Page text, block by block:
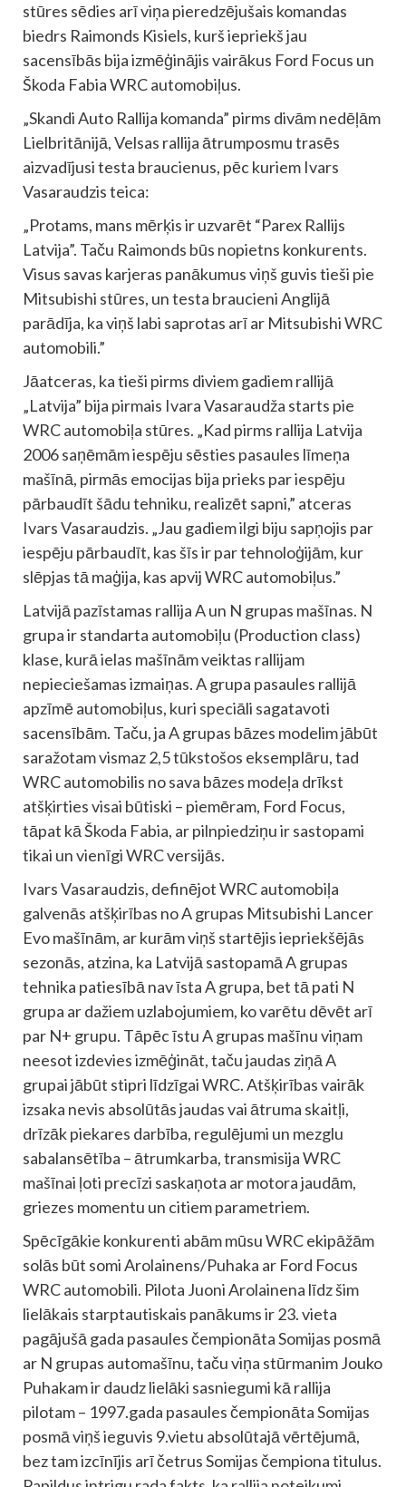
stūres sēdies arī viņa pieredzējušais komandas
biedrs Raimonds Kisiels, kurš iepriekš jau
sacensībās bija izmēģinājis vairākus Ford Focus un
Škoda Fabia WRC automobiļus.
„Skandi Auto Rallija komanda” pirms divām nedēļām
Lielbritānijā, Velsas rallija ātrumposmu trasēs
aizvadījusi testa braucienus, pēc kuriem Ivars
Vasaraudzis teica:
„Protams, mans mērķis ir uzvarēt “Parex Rallijs
Latvija”. Taču Raimonds būs nopietns konkurents.
Visus savas karjeras panākumus viņš guvis tieši pie
Mitsubishi stūres, un testa braucieni Anglijā
parādīja, ka viņš labi saprotas arī ar Mitsubishi WRC
automobili.”
Jāatceras, ka tieši pirms diviem gadiem rallijā
„Latvija” bija pirmais Ivara Vasaraudža starts pie
WRC automobiļa stūres. „Kad pirms rallija Latvija
2006 saņēmām iespēju sēsties pasaules līmeņa
mašīnā, pirmās emocijas bija prieks par iespēju
pārbaudīt šādu tehniku, realizēt sapni,” atceras
Ivars Vasaraudzis. „Jau gadiem ilgi biju sapņojis par
iespēju pārbaudīt, kas šīs ir par tehnoloģijām, kur
slēpjas tā maģija, kas apvij WRC automobiļus.”
Latvijā pazīstamas rallija A un N grupas mašīnas. N
grupa ir standarta automobiļu (Production class)
klase, kurā ielas mašīnām veiktas rallijam
nepieciešamas izmaiņas. A grupa pasaules rallijā
apzīmē automobiļus, kuri speciāli sagatavoti
sacensībām. Taču, ja A grupas bāzes modelim jābūt
saražotam vismaz 2,5 tūkstošos eksemplāru, tad
WRC automobilis no sava bāzes modeļa drīkst
atšķirties visai būtiski – piemēram, Ford Focus,
tāpat kā Škoda Fabia, ar pilnpiedziņu ir sastopami
tikai un vienīgi WRC versijās.
Ivars Vasaraudzis, definējot WRC automobiļa
galvenās atšķirības no A grupas Mitsubishi Lancer
Evo mašīnām, ar kurām viņš startējis iepriekšējās
sezonās, atzina, ka Latvijā sastopamā A grupas
tehnika patiesībā nav īsta A grupa, bet tā pati N
grupa ar dažiem uzlabojumiem, ko varētu dēvēt arī
par N+ grupu. Tāpēc īstu A grupas mašīnu viņam
neesot izdevies izmēģināt, taču jaudas ziņā A
grupai jābūt stipri līdzīgai WRC. Atšķirības vairāk
izsaka nevis absolūtās jaudas vai ātruma skaitļi,
drīzāk piekares darbība, regulējumi un mezglu
sabalansētība – ātrumkarba, transmisija WRC
mašīnai ļoti precīzi saskaņota ar motora jaudām,
griezes momentu un citiem parametriem.
Spēcīgākie konkurenti abām mūsu WRC ekipāžām
solās būt somi Arolainens/Puhaka ar Ford Focus
WRC automobili. Pilota Juoni Arolainena līdz šim
lielākais starptautiskais panākums ir 23. vieta
pagājušā gada pasaules čempionāta Somijas posmā
ar N grupas automašīnu, taču viņa stūrmanim Jouko
Puhakam ir daudz lielāki sasniegumi kā rallija
pilotam – 1997.gada pasaules čempionāta Somijas
posmā viņš ieguvis 9.vietu absolūtajā vērtējumā,
bez tam izcīnījis arī četrus Somijas čempiona titulus.